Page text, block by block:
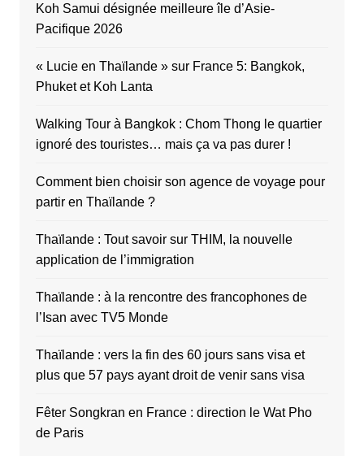
Koh Samui désignée meilleure île d’Asie-
Pacifique 2026
« Lucie en Thaïlande » sur France 5: Bangkok,
Phuket et Koh Lanta
Walking Tour à Bangkok : Chom Thong le quartier
ignoré des touristes… mais ça va pas durer !
Comment bien choisir son agence de voyage pour
partir en Thaïlande ?
Thaïlande : Tout savoir sur THIM, la nouvelle
application de l’immigration
Thaïlande : à la rencontre des francophones de
l’Isan avec TV5 Monde
Thaïlande : vers la fin des 60 jours sans visa et
plus que 57 pays ayant droit de venir sans visa
Fêter Songkran en France : direction le Wat Pho
de Paris